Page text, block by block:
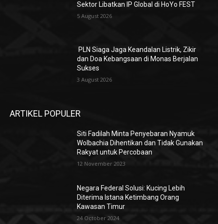
Sektor Libatkan IP Global di HoYo FEST
5 August 2026
PLN Siaga Jaga Keandalan Listrik, Zikir
dan Doa Kebangsaan di Monas Berjalan
Sukses
3 August 2026
ARTIKEL POPULER
Siti Fadilah Minta Penyebaran Nyamuk
Wolbachia Dihentikan dan Tidak Gunakan
Rakyat untuk Percobaan
12 November 2023
Negara Federal Solusi: Kucing Lebih
Diterima Istana Ketimbang Orang
Kawasan Timur
24 October 2024